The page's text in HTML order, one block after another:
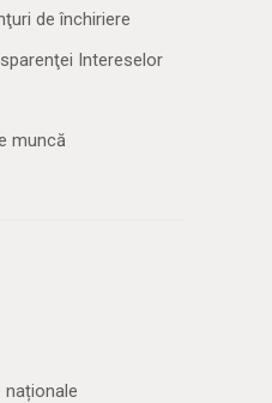
de închiriere
Intereselor
muncă